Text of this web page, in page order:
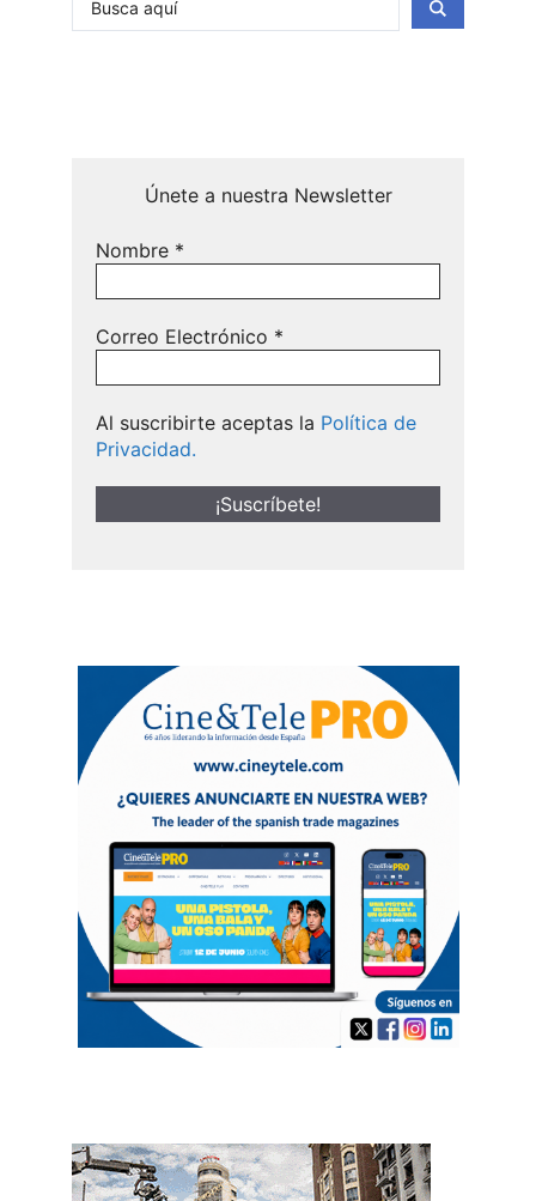
Únete a nuestra Newsletter
Nombre *
Correo Electrónico *
Al suscribirte aceptas la Política de
Privacidad.